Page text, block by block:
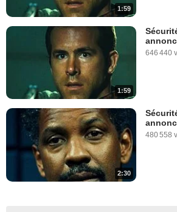
1:59
1:59
646 440
2:30
480 558